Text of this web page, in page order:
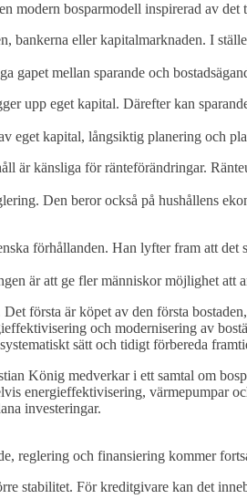
modern bosparmodell inspirerad av det
bankerna eller kapitalmarknaden. I
gapet mellan sparande och
upp eget kapital. Därefter kan
eget kapital, långsiktig planering och
är känsliga för ränteförändringar.
Den beror också på hushållens
förhållanden. Han lyfter fram att
är att ge fler människor möjlighet att
första är köpet av den första
och modernisering av
sätt och tidigt förbereda
König medverkar i ett samtal om
energieffektivisering, värmepumpar
investeringar.
reglering och finansiering kommer
stabilitet. För kreditgivare kan det